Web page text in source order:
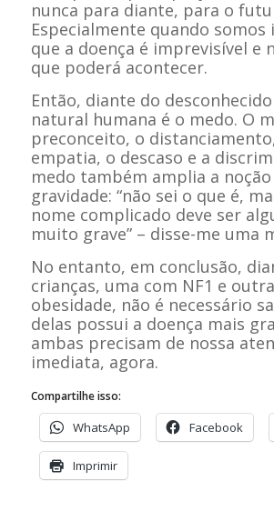
nunca para diante, para o
Especialmente quando
que a doença é imprevisível e
que poderá acontecer.
Então, diante do
natural humana é o medo. O
preconceito, o
empatia, o descaso e a
medo também amplia a noção
gravidade: “não sei o que é,
nome complicado deve ser
muito grave” – disse-me uma
No entanto, em conclusão,
crianças, uma com NF1 e
obesidade, não é necessário
delas possui a doença mais
ambas precisam de nossa
imediata, agora.
Compartilhe isso:
WhatsApp Facebook
Imprimir